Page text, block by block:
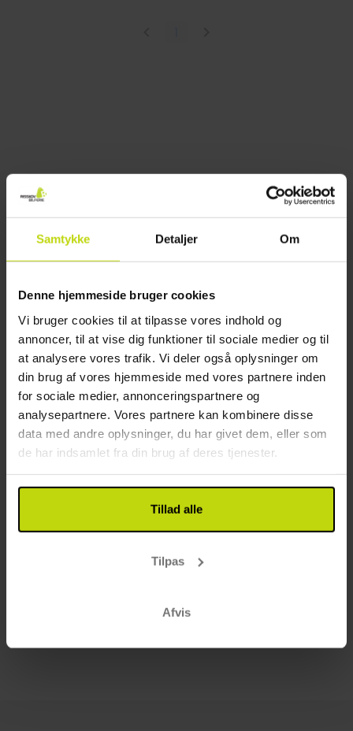
Samtykke Detaljer Om
Denne hjemmeside bruger cookies
Vi bruger cookies til at tilpasse vores indhold og
annoncer, til at vise dig funktioner til sociale medier og til
at analysere vores trafik. Vi deler også oplysninger om
din brug af vores hjemmeside med vores partnere inden
for sociale medier, annonceringspartnere og
analysepartnere. Vores partnere kan kombinere disse
data med andre oplysninger, du har givet dem, eller som
de har indsamlet fra din brug af deres tjenester.
Tillad alle
Tilpas
Afvis